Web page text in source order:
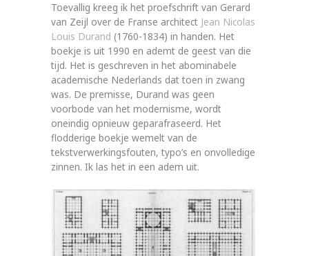
Toevallig kreeg ik het proefschrift van Gerard
van Zeijl over de Franse architect Jean Nicolas
Louis Durand (1760-1834) in handen. Het
boekje is uit 1990 en ademt de geest van die
tijd. Het is geschreven in het abominabele
academische Nederlands dat toen in zwang
was. De premisse, Durand was geen
voorbode van het modernisme, wordt
oneindig opnieuw geparafraseerd. Het
flodderige boekje wemelt van de
tekstverwerkingsfouten, typo’s en onvolledige
zinnen. Ik las het in een adem uit.